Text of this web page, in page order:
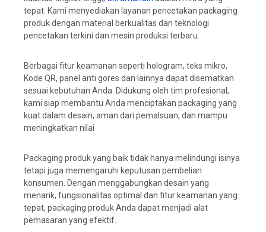
tepat. Kami menyediakan layanan pencetakan packaging
produk dengan material berkualitas dan teknologi
pencetakan terkini dan mesin produksi terbaru.
Berbagai fitur keamanan seperti hologram, teks mikro,
Kode QR, panel anti gores dan lainnya dapat disematkan
sesuai kebutuhan Anda. Didukung oleh tim profesional,
kami siap membantu Anda menciptakan packaging yang
kuat dalam desain, aman dari pemalsuan, dan mampu
meningkatkan nilai
Packaging produk yang baik tidak hanya melindungi isinya
tetapi juga memengaruhi keputusan pembelian
konsumen. Dengan menggabungkan desain yang
menarik, fungsionalitas optimal dan fitur keamanan yang
tepat, packaging produk Anda dapat menjadi alat
pemasaran yang efektif.